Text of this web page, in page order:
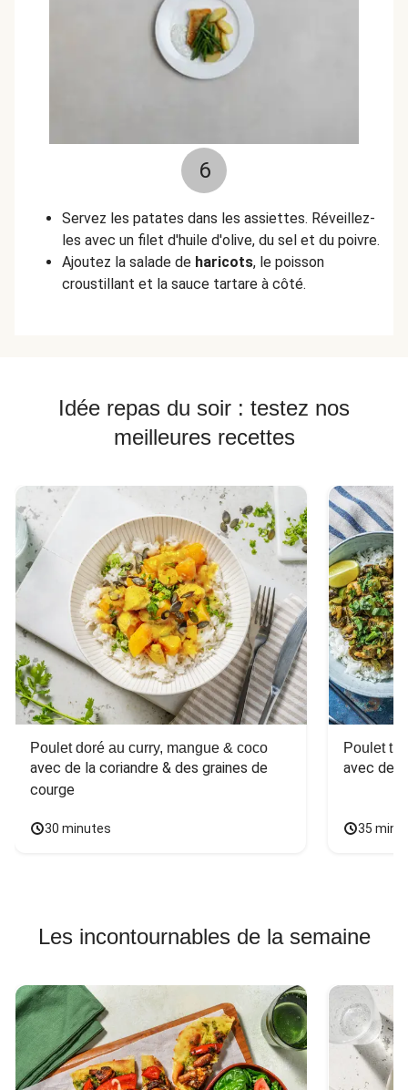
6
Servez les patates dans les assiettes. Réveillez-
les avec un filet d'huile d'olive, du sel et du poivre.
Ajoutez la salade de haricots, le poisson
croustillant et la sauce tartare à côté.
Idée repas du soir : testez nos
meilleures recettes
Poulet doré au curry, mangue & coco
avec de la coriandre & des graines de
courge
30 minutes
Poulet
avec des
35
Les incontournables de la semaine